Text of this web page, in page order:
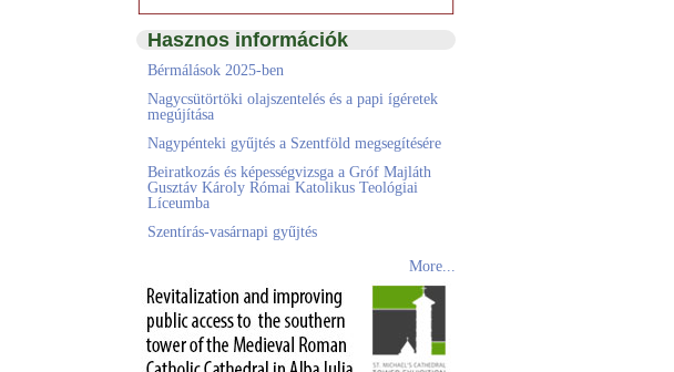
Hasznos információk
Bérmálások 2025-ben
Nagycsütörtöki olajszentelés és a papi ígéretek
megújítása
Nagypénteki gyűjtés a Szentföld megsegítésére
Beiratkozás és képességvizsga a Gróf Majláth
Gusztáv Károly Római Katolikus Teológiai
Líceumba
Szentírás-vasárnapi gyűjtés
More...